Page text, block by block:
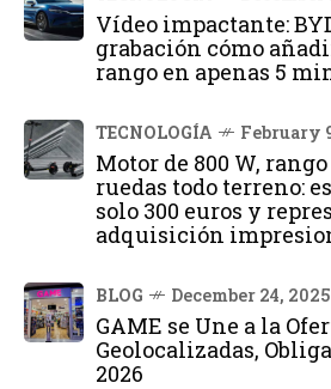
Vídeo impactante:
grabación cómo
rango en apenas 5
TECNOLOGÍA February
Motor de 800 W,
ruedas todo terreno:
solo 300 euros y
adquisición
BLOG December 24, 2025
GAME se Une a la
Geolocalizadas,
2026